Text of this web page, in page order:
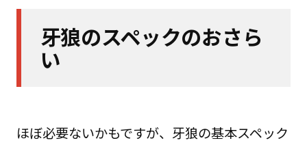
牙狼のスペックのおさら
い
ほぼ必要ないかもですが、牙狼の基本スペック